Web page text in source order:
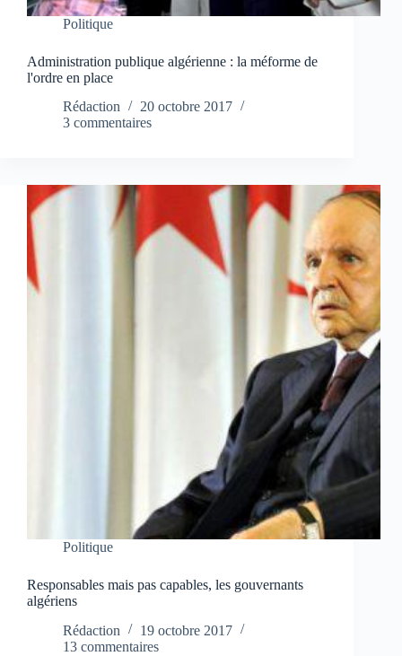
Politique
Administration publique algérienne : la méforme de
l'ordre en place
Rédaction
20 octobre 2017
3 commentaires
Politique
Responsables mais pas capables, les gouvernants
algériens
Rédaction
19 octobre 2017
13 commentaires